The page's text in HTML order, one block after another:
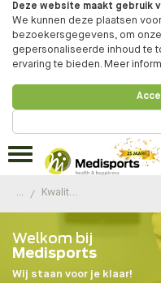
Deze website maakt gebruik
We kunnen deze plaatsen
bezoekersgegevens, om
gepersonaliseerde inhoud te
ervaring te bieden. Meer
... Kwaliteitskeurmerken
Welkom bij
Medisports
Wij staan voor je klaar!